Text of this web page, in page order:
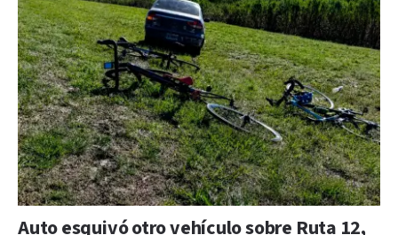
Auto esquivó otro vehículo sobre Ruta 12,